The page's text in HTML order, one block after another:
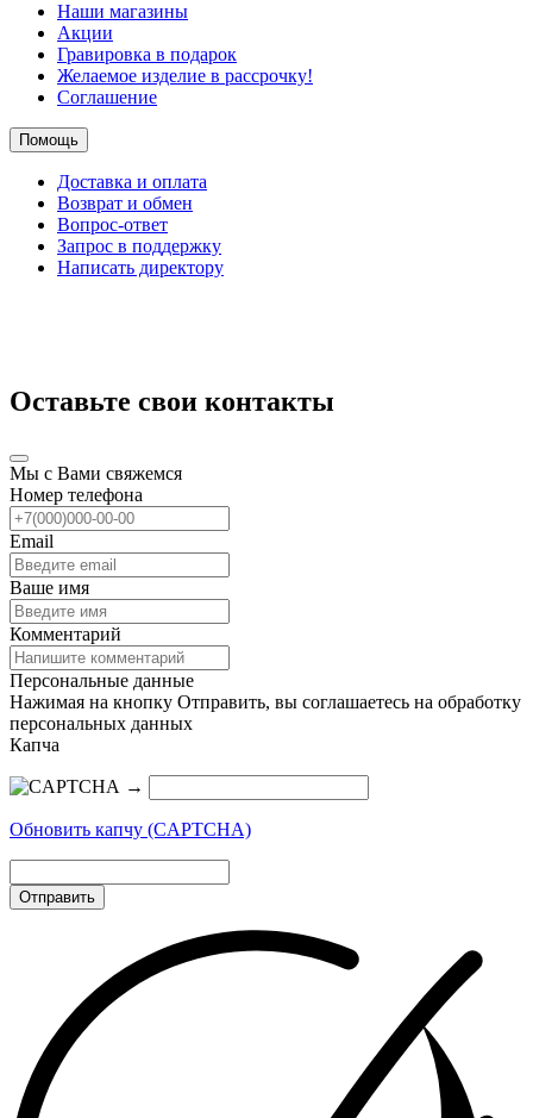
Наши магазины
Акции
Гравировка в подарок
Желаемое изделие в рассрочку!
Соглашение
Помощь
Доставка и оплата
Возврат и обмен
Вопрос-ответ
Запрос в поддержку
Написать директору
Оставьте свои контакты
Мы с Вами свяжемся
Номер телефона
Email
Ваше имя
Комментарий
Персональные данные
Нажимая на кнопку Отправить, вы соглашаетесь на обработку
персональных данных
Капча
→
Обновить капчу (CAPTCHA)
Отправить